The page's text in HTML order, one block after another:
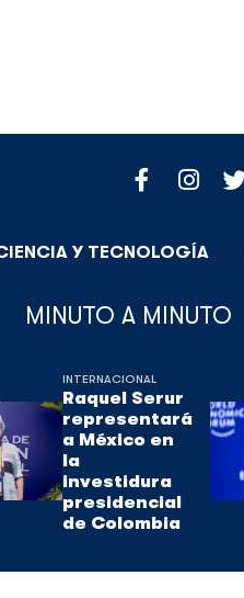
Y TECNOLOGÍA
MINUTO A MINUTO
INTERNACIONAL
Raquel Serur
representará
a México en
la
investidura
presidencial
de Colombia